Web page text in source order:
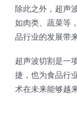
三角蛋糕切割机
条状奶酪切片
挤出奶酪切片
三明治切割机
寿司切割机
常温面团切割
冷冻面团切割
糕点/糖果
牛轧糖切割
阿胶糕切片
宠物食品
除此之外，超声
如肉类、蔬菜等
品行业的发展带
超声波切割是一
捷，也为食品行
术在未来能够越